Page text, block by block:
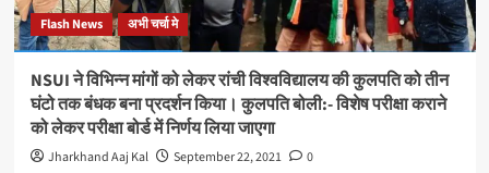
मामले
की
जांच
CBI
से
कराने
की
अनुशंसा
Flash News अभी चर्चा मे
NSUI ने विभिन्न मांगों को लेकर रांची विश्वविद्यालय की कुलपति को तीन
घंटो तक बंधक बना प्रदर्शन किया। कुलपति बोली:- विशेष परीक्षा कराने
को लेकर परीक्षा बोर्ड में निर्णय लिया जाएगा
Jharkhand Aaj Kal September 22, 2021
0